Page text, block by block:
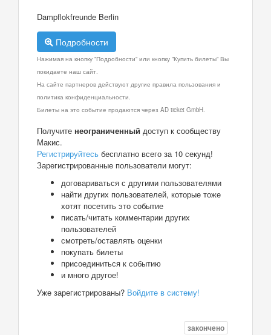
Dampflokfreunde Berlin
Подробности
Нажимая на кнопку "Подробности" или кнопку "Купить билеты" Вы
покидаете наш сайт.
На сайте партнеров действуют другие правила пользования и
политика конфиденциальности.
Билеты на это событие продаются через AD ticket GmbH.
Получите неограниченный доступ к сообществу
Макис.
Регистрируйтесь бесплатно всего за 10 секунд!
Зарегистрированные пользователи могут:
договариваться с другими пользователями
найти других пользователей, которые тоже
хотят посетить это событие
писать/читать комментарии других
пользователей
смотреть/оставлять оценки
покупать билеты
присоединиться к событию
и много другое!
Уже зарегистрированы? Войдите в систему!
закончено